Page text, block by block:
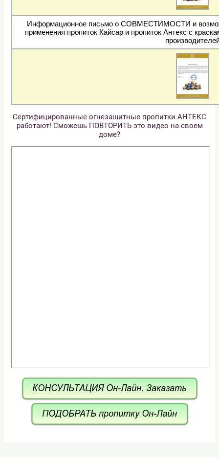
Информационное письмо о СОВМЕСТИМОСТИ и
применения пропиток Кайсар и пропиток Антекс с
Сертифицированные огнезащитные пропитки АНТЕКС
работают! Сможешь ПОВТОРИТЬ это видео на своем
доме?